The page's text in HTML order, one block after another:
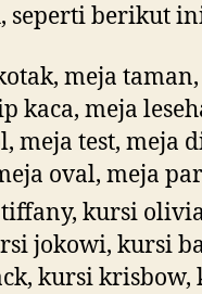
seperti berikut
meja
kaca, meja
meja test, meja
oval, meja
kursi
jokowi, kursi
kursi